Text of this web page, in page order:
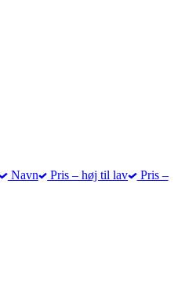
Navn Pris – høj til lav
Pris –